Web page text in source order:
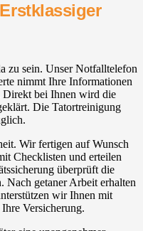
zu sein. Unser Notfalltelefon
nimmt Ihre Informationen
Direkt bei Ihnen wird die
Die Tatortreinigung
Wir fertigen auf Wunsch
Checklisten und erteilen
überprüft die
Nach getaner Arbeit erhalten
wir Ihnen mit
Versicherung.